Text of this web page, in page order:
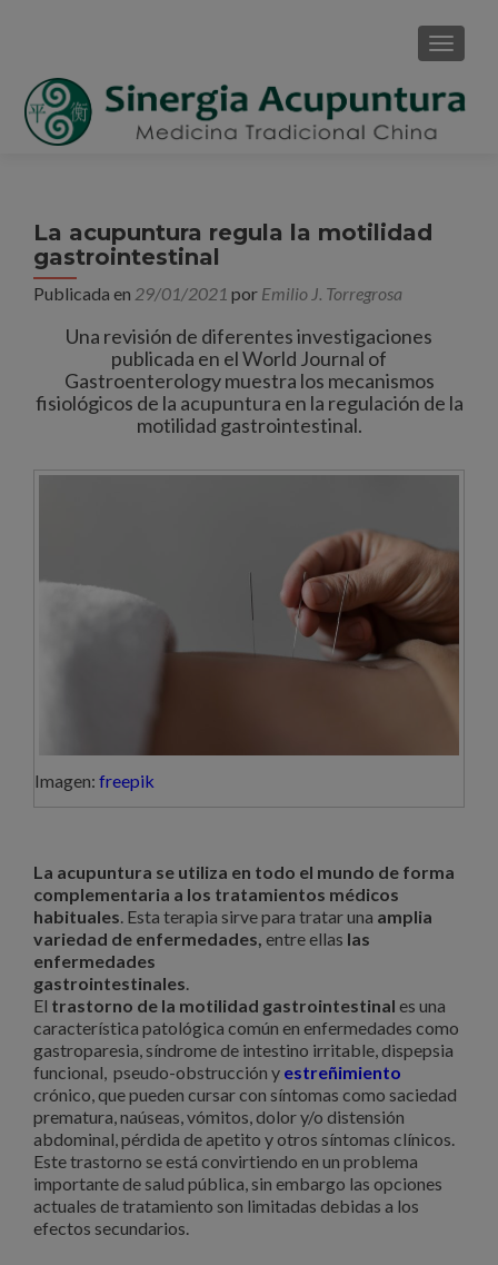
La acupuntura regula la motilidad
gastrointestinal
Publicada en 29/01/2021 por Emilio J. Torregrosa
Una revisión de diferentes investigaciones
publicada en el World Journal of
Gastroenterology muestra los mecanismos
fisiológicos de la acupuntura en la regulación de la
motilidad gastrointestinal.
Imagen: freepik
La acupuntura se utiliza en todo el mundo de forma
complementaria a los tratamientos médicos
habituales. Esta terapia sirve para tratar una amplia
variedad de enfermedades, entre ellas las
enfermedades
gastrointestinales
El trastorno de la motilidad gastrointestinal es una
característica patológica común en enfermedades como
gastroparesia, síndrome de intestino irritable, dispepsia
funcional, pseudo-obstrucción y estreñimiento
crónico, que pueden cursar con síntomas como saciedad
prematura, naúseas, vómitos, dolor y/o distensión
abdominal, pérdida de apetito y otros síntomas clínicos.
Este trastorno se está convirtiendo en un problema
importante de salud pública, sin embargo las opciones
actuales de tratamiento son limitadas debidas a los
efectos secundarios.